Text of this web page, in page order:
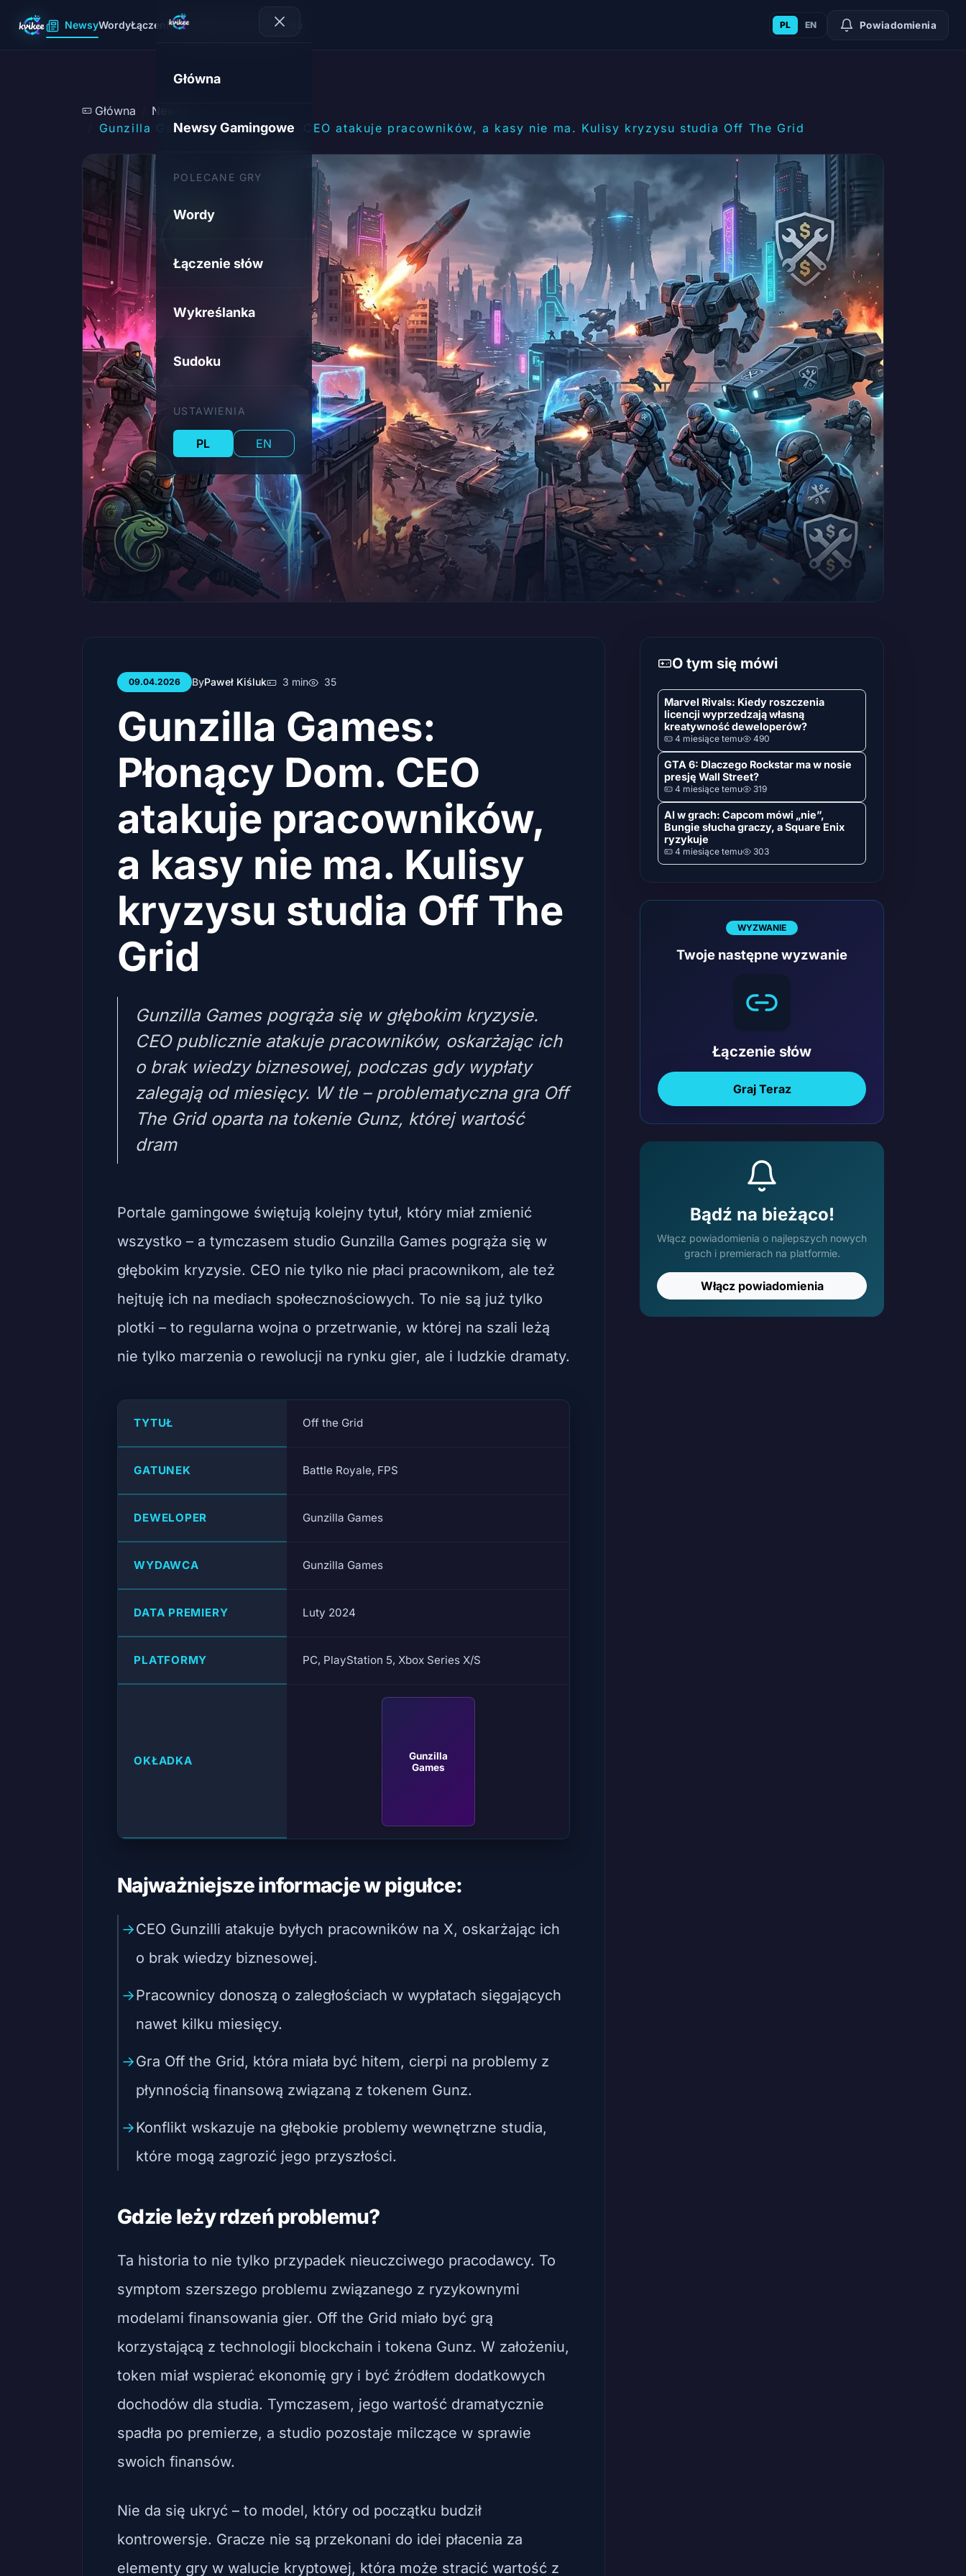
NewsyWordyŁączenie słów Sudoku PL EN Powiadomienia
Główna
Newsy Gamingowe
POLECANE GRY
Wordy
Łączenie słów
Wykreślanka
Sudoku
USTAWIENIA
PL EN
Główna
Newsy
Gunzilla Games: Płonący Dom. CEO atakuje pracowników, a kasy nie ma. Kulisy kryzysu studia Off The Grid
09.04.2026 ByPaweł Kiśluk 3 min 35
Gunzilla Games:
Płonący Dom. CEO
atakuje pracowników,
a kasy nie ma. Kulisy
kryzysu studia Off The
Grid
Gunzilla Games pogrąża się w głębokim kryzysie.
CEO publicznie atakuje pracowników, oskarżając ich
o brak wiedzy biznesowej, podczas gdy wypłaty
zalegają od miesięcy. W tle – problematyczna gra Off
The Grid oparta na tokenie Gunz, której wartość
dram
Portale gamingowe świętują kolejny tytuł, który miał zmienić
wszystko – a tymczasem studio Gunzilla Games pogrąża się w
głębokim kryzysie. CEO nie tylko nie płaci pracownikom, ale też
hejtuję ich na mediach społecznościowych. To nie są już tylko
plotki – to regularna wojna o przetrwanie, w której na szali leżą
nie tylko marzenia o rewolucji na rynku gier, ale i ludzkie dramaty.
TYTUŁ Off the Grid
GATUNEK Battle Royale, FPS
DEWELOPER Gunzilla Games
WYDAWCA Gunzilla Games
DATA PREMIERY Luty 2024
PLATFORMY PC, PlayStation 5, Xbox Series X/S
OKŁADKA
Gunzilla
Games
Najważniejsze informacje w pigułce:
CEO Gunzilli atakuje byłych pracowników na X, oskarżając ich
o brak wiedzy biznesowej.
Pracownicy donoszą o zaległościach w wypłatach sięgających
nawet kilku miesięcy.
Gra Off the Grid, która miała być hitem, cierpi na problemy z
płynnością finansową związaną z tokenem Gunz.
Konflikt wskazuje na głębokie problemy wewnętrzne studia,
które mogą zagrozić jego przyszłości.
Gdzie leży rdzeń problemu?
Ta historia to nie tylko przypadek nieuczciwego pracodawcy. To
symptom szerszego problemu związanego z ryzykownymi
modelami finansowania gier. Off the Grid miało być grą
korzystającą z technologii blockchain i tokena Gunz. W założeniu,
token miał wspierać ekonomię gry i być źródłem dodatkowych
dochodów dla studia. Tymczasem, jego wartość dramatycznie
spadła po premierze, a studio pozostaje milczące w sprawie
swoich finansów.
Nie da się ukryć – to model, który od początku budził
kontrowersje. Gracze nie są przekonani do idei płacenia za
elementy gry w walucie kryptowej, która może stracić wartość z
O tym się mówi
Marvel Rivals: Kiedy roszczenia
licencji wyprzedzają własną
kreatywność deweloperów?
4 miesiące temu 490
GTA 6: Dlaczego Rockstar ma w nosie
presję Wall Street?
4 miesiące temu 319
AI w grach: Capcom mówi „nie”,
Bungie słucha graczy, a Square Enix
ryzykuje
4 miesiące temu 303
WYZWANIE
Twoje następne wyzwanie
Łączenie słów
Graj Teraz
Bądź na bieżąco!
Włącz powiadomienia o najlepszych nowych
grach i premierach na platformie.
Włącz powiadomienia